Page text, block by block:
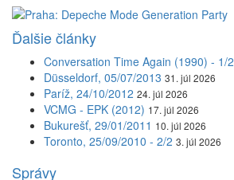
Ďalšie články
Conversation Time Again (1990) - 1/2
Düsseldorf, 05/07/2013 31. júl 2026
Paríž, 24/10/2012 24. júl 2026
VCMG - EPK (2012) 17. júl 2026
Bukurešť, 29/01/2011 10. júl 2026
Toronto, 25/09/2010 - 2/2 3. júl 2026
Správy